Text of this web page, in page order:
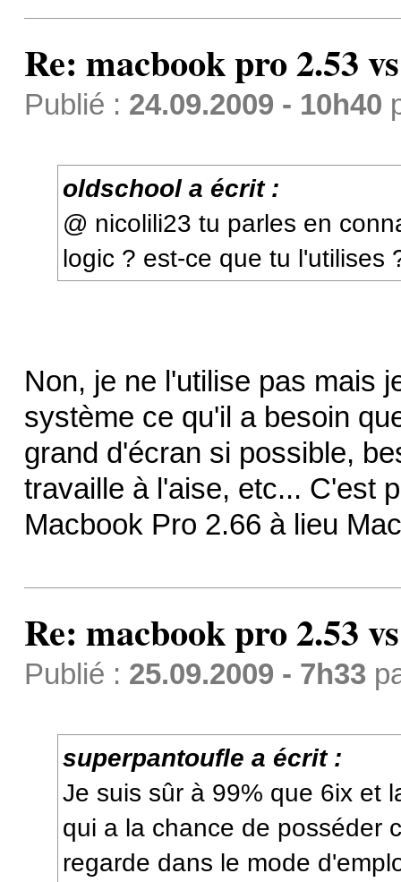
Re: macbook pro 2.53
Publié : 24.09.2009 - 10h40
oldschool a écrit :
@ nicolili23 tu parles en
logic ? est-ce que tu l'utilises
Non, je ne l'utilise pas mais
système ce qu'il a besoin
grand d'écran si possible,
travaille à l'aise, etc... C'est
Macbook Pro 2.66 à lieu
Re: macbook pro 2.53
Publié : 25.09.2009 - 7h33
superpantoufle a écrit :
Je suis sûr à 99% que 6ix et
qui a la chance de posséder
regarde dans le mode